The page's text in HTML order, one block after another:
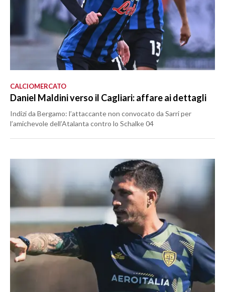
CALCIOMERCATO
Daniel Maldini verso il Cagliari: affare ai dettagli
Indizi da Bergamo: l’attaccante non convocato da Sarri per
l’amichevole dell’Atalanta contro lo Schalke 04